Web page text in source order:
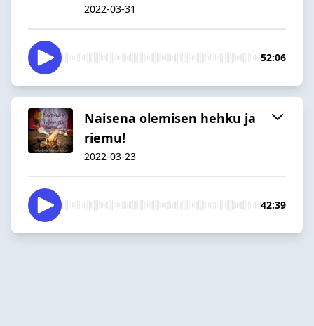
2022-03-31
52:06
Naisena olemisen hehku ja
riemu!
2022-03-23
42:39